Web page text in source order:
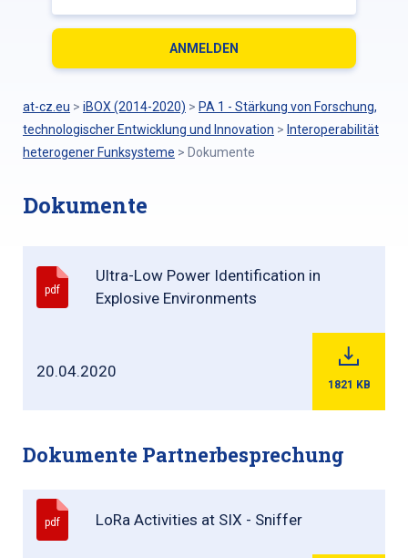
at-cz.eu > iBOX (2014-2020) > PA 1 - Stärkung von Forschung,
technologischer Entwicklung und Innovation > Interoperabilität
heterogener Funksysteme > Dokumente
Dokumente
pdf
Ultra-Low Power Identification in
Explosive Environments
20.04.2020
1821 KB
Dokumente Partnerbesprechung
pdf LoRa Activities at SIX - Sniffer